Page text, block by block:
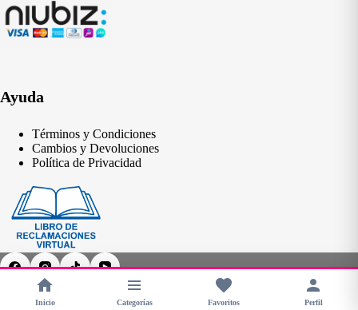
Ayuda
Términos y Condiciones
Cambios y Devoluciones
Política de Privacidad
Copyright © 2026 - CHERIMOYA Perú
Inicio Categorías Favoritos Perfil